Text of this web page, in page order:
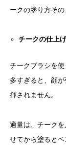
ークの塗り方その
チークの仕上
チークブラシを
多すぎると、顔
揮されません。
適量は、チーク
せてから塗るとベ